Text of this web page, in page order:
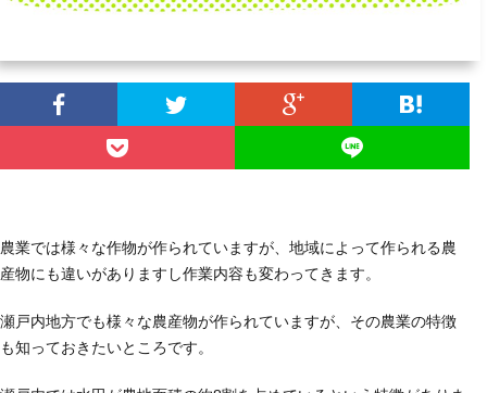
農業では様々な作物が作られていますが、地域によって作られる農
産物にも違いがありますし作業内容も変わってきます。
瀬戸内地方でも様々な農産物が作られていますが、その農業の特徴
も知っておきたいところです。